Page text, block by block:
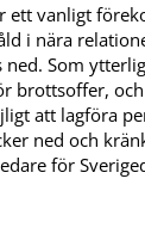
ett vanligt
i nära
Som
brottsoffer,
att lagföra
ned och
för